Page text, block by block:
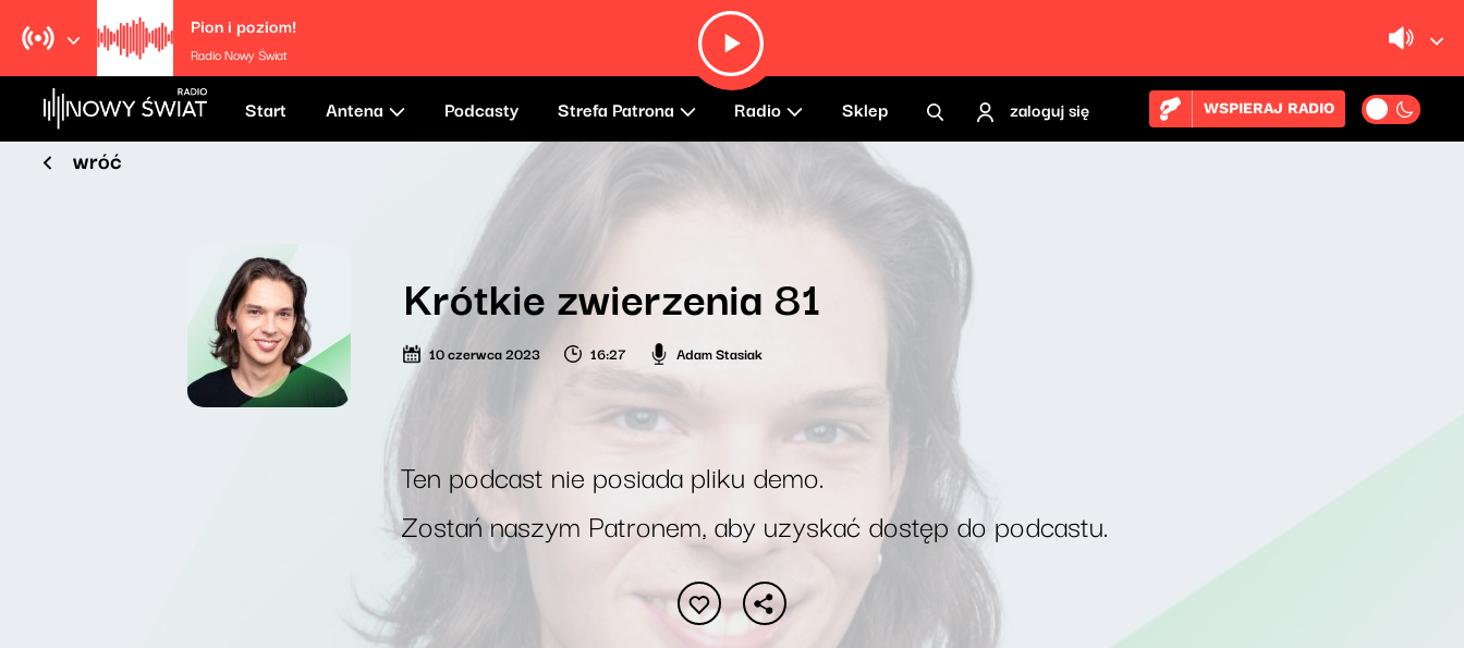
Pion i poziom!
Radio Nowy Świat
Start Antena Podcasty Strefa Patrona Radio Sklep zaloguj się WSPIERAJ RADIO
wróć
Krótkie zwierzenia 81
10 czerwca 2023 16:27 Adam Stasiak
Ten podcast nie posiada pliku demo.
Zostań naszym Patronem, aby uzyskać dostęp do podcastu.